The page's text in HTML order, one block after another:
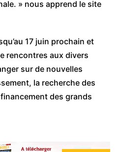
» nous apprend le site
17 juin prochain et
rencontres aux divers
sur de nouvelles
la recherche des
des grands